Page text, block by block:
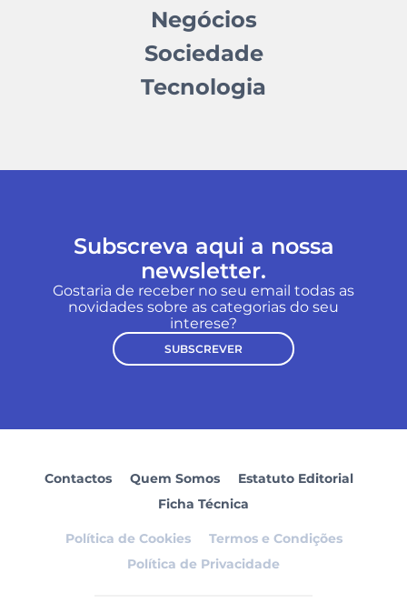
Negócios
Sociedade
Tecnologia
Subscreva aqui a nossa
newsletter.
Gostaria de receber no seu email todas as
novidades sobre as categorias do seu
interese?
SUBSCREVER
Contactos Quem Somos
Estatuto Editorial
Ficha Técnica
Política de Cookies
Termos e Condições
Política de Privacidade